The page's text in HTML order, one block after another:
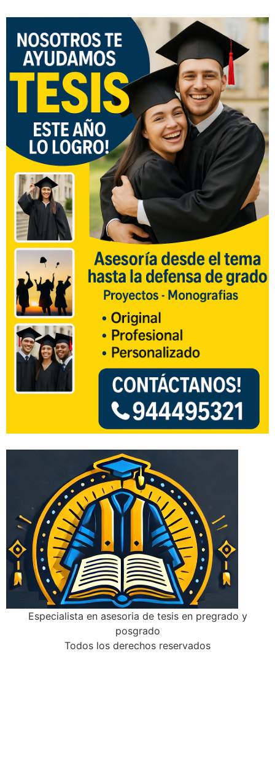
Especialista en asesoria de tesis en pregrado y
posgrado
Todos los derechos reservados